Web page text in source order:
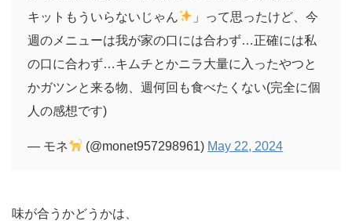
キットもういらないじゃん
」って思ったけど、今
週のメニューは我が家の口には合わず…正確には私
の口に合わず…キムチとかニラ大量に入ったやつと
かガツンと来る物、週何回も食べたくない(完全に個
人の感想です)
— モネ (@monet957298961) May 22, 2024
味が合うかどうかは、